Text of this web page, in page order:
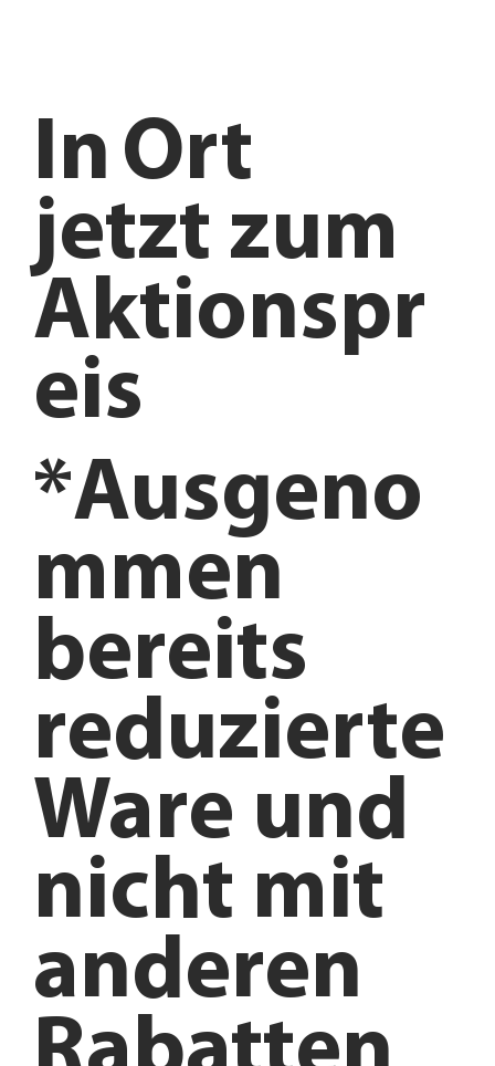
jetzt zum
Aktionspr
eis
In Ort
*Ausgeno
mmen
bereits
reduzierte
Ware und
nicht mit
anderen